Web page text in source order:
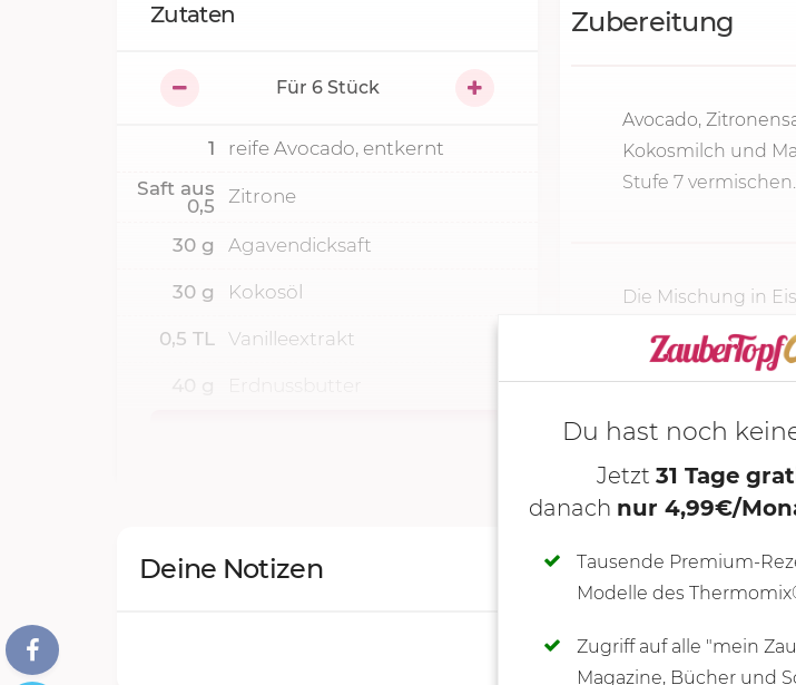
Zubereitung
Avocado,
Kokosmilch und
Stufe 7 vermischen.
Die Mischung in
Zutaten
Für 6Stück
1
reife Avocado, entkernt
Saft aus
0,5
Zitrone
30 g Agavendicksaft
30 g Kokosöl
0,5 TL Vanilleextrakt
Deine Notizen
SCHREIBE NEUE
Du hast noch
Jetzt 31 Tage
danach nur 4,99€/
Tausende Premium-
Modelle des
Zugriff auf alle "mein
Magazine, Bücher und